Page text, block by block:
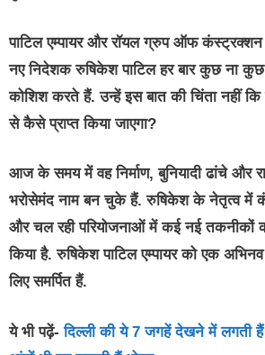
पाटिल एम्पायर और रॉयल ग्रुप ऑफ
नए निदेशक रुषिकेश पाटिल हर बार कुछ ना
कोशिश करते हैं. उन्हें इस बात की चिंता नहीं
से कैसे प्राप्त किया जाएगा?
आज के समय में वह निर्माण, बुनियादी ढांचे और
भरोसेमंद नाम बन चुके हैं. रुषिकेश के नेतृत्व में
और चल रही परियोजनाओं में कई नई तकनीकों
किया है. रुषिकेश पाटिल एम्पायर को एक
लिए समर्पित हैं.
ये भी पढ़ें-दिल्ली की ये 7 जगहें देखने में लगती